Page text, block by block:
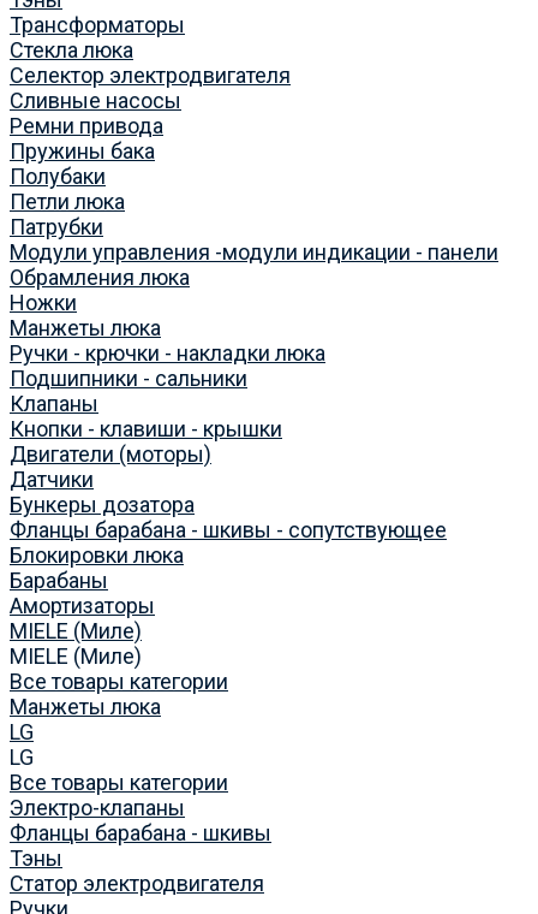
Трансформаторы
Стекла люка
Селектор электродвигателя
Сливные насосы
Ремни привода
Пружины бака
Полубаки
Петли люка
Патрубки
Модули управления -модули индикации - панели
Обрамления люка
Ножки
Манжеты люка
Ручки - крючки - накладки люка
Подшипники - сальники
Клапаны
Кнопки - клавиши - крышки
Двигатели (моторы)
Датчики
Бункеры дозатора
Фланцы барабана - шкивы - сопутствующее
Блокировки люка
Барабаны
Амортизаторы
MIELE (Миле)
MIELE (Миле)
Все товары категории
Манжеты люка
LG
LG
Все товары категории
Электро-клапаны
Фланцы барабана - шкивы
Тэны
Статор электродвигателя
Ручки